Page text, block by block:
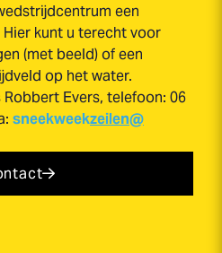
een
kunt u terecht voor
(met beeld) of een
op het water.
Evers, telefoon: 06
sneekweekzeilen@